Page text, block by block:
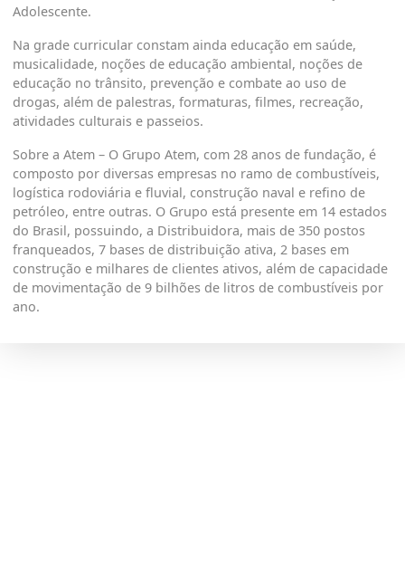
Adolescente.
Na grade curricular constam ainda educação em saúde,
musicalidade, noções de educação ambiental, noções de
educação no trânsito, prevenção e combate ao uso de
drogas, além de palestras, formaturas, filmes, recreação,
atividades culturais e passeios.
Sobre a Atem – O Grupo Atem, com 28 anos de fundação, é
composto por diversas empresas no ramo de combustíveis,
logística rodoviária e fluvial, construção naval e refino de
petróleo, entre outras. O Grupo está presente em 14 estados
do Brasil, possuindo, a Distribuidora, mais de 350 postos
franqueados, 7 bases de distribuição ativa, 2 bases em
construção e milhares de clientes ativos, além de capacidade
de movimentação de 9 bilhões de litros de combustíveis por
ano.